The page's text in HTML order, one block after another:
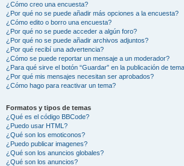
¿Cómo creo una encuesta?
¿Por qué no se puede añadir más opciones a la encuesta?
¿Cómo edito o borro una encuesta?
¿Por qué no se puede acceder a algún foro?
¿Por qué no se puede añadir archivos adjuntos?
¿Por qué recibí una advertencia?
¿Cómo se puede reportar un mensaje a un moderador?
¿Para qué sirve el botón “Guardar” en la publicación de
¿Por qué mis mensajes necesitan ser aprobados?
¿Cómo hago para reactivar un tema?
Formatos y tipos de temas
¿Qué es el código BBCode?
¿Puedo usar HTML?
¿Qué son los emoticonos?
¿Puedo publicar imagenes?
¿Qué son los anuncios globales?
¿Qué son los anuncios?